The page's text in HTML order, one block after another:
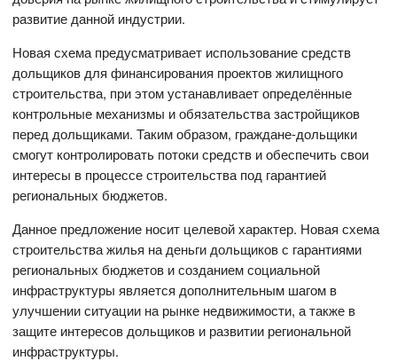
развитие данной индустрии.
Новая схема предусматривает использование средств
дольщиков для финансирования проектов жилищного
строительства, при этом устанавливает определённые
контрольные механизмы и обязательства застройщиков
перед дольщиками. Таким образом, граждане-дольщики
смогут контролировать потоки средств и обеспечить свои
интересы в процессе строительства под гарантией
региональных бюджетов.
Данное предложение носит целевой характер. Новая схема
строительства жилья на деньги дольщиков с гарантиями
региональных бюджетов и созданием социальной
инфраструктуры является дополнительным шагом в
улучшении ситуации на рынке недвижимости, а также в
защите интересов дольщиков и развитии региональной
инфраструктуры.